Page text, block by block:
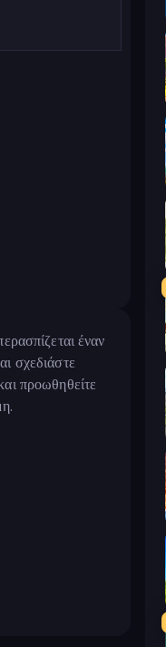
έναν
σχεδιάστε
προωθηθείτε